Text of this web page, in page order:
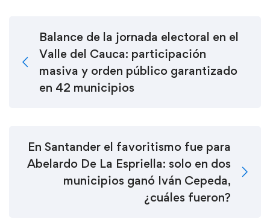
Balance de la jornada electoral en el
Valle del Cauca: participación
masiva y orden público garantizado
en 42 municipios
En Santander el favoritismo fue para
Abelardo De La Espriella: solo en dos
municipios ganó Iván Cepeda,
¿cuáles fueron?